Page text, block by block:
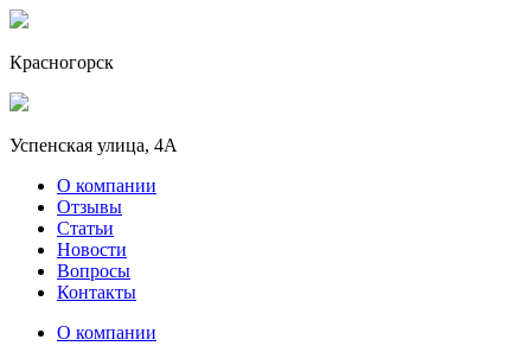
Красногорск
Успенская улица, 4А
О компании
Отзывы
Статьи
Новости
Вопросы
Контакты
О компании